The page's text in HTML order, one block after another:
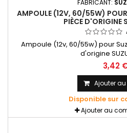
FABRICANT:
AMPOULE (12V, 60/55W)
PIÈCE D'ORIGINE
Ampoule (12v, 60/55w) pour
d'origine
3,42
Ajouter
Disponible sur
Ajouter au